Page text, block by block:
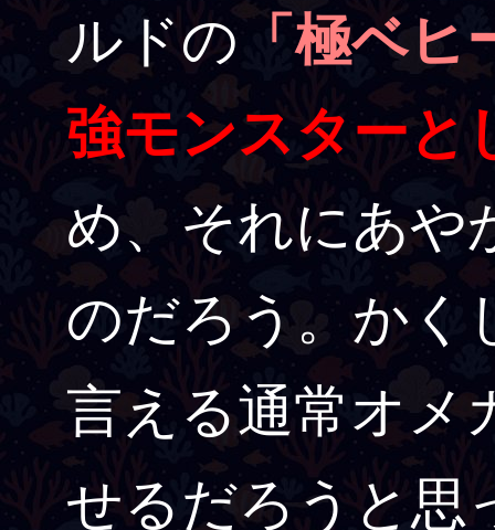
ルドの 「極ベ
強モンスターと
め、それにあや
のだろう。かく
言える通常オメ
せるだろうと思